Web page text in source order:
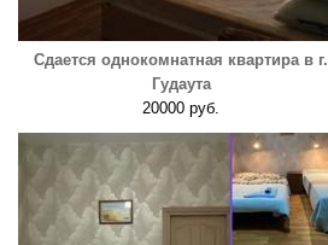
Сдается однокомнатная квартира в г.
Гудаута
20000 руб.